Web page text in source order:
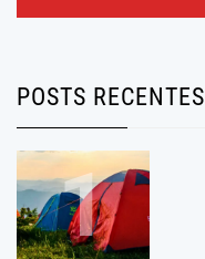
POSTS RECENTES
1